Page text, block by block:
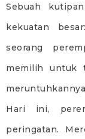
Sebuah
kekuatan
seorang
memilih untuk
Hari ini,
peringatan.